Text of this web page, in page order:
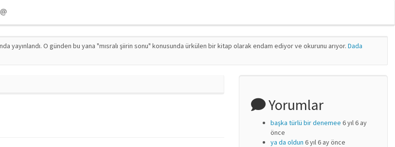
yayınlandı. O günden bu yana "mısralı şiirin sonu" konusunda ürkülen bir kitap olarak endam ediyor ve okurunu arıyor. Dada
Yorumlar
başka türlü bir denemee 6 yıl 6 ay
önce
ya da oldun 6 yıl 6 ay önce